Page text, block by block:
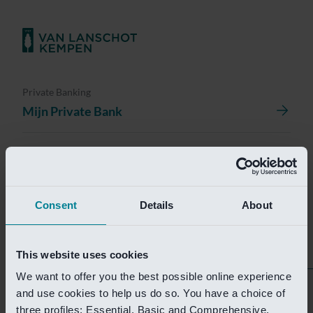
Consent Details About
This website uses cookies
We want to offer you the best possible online experience
and use cookies to help us do so. You have a choice of
three profiles: Essential, Basic and Comprehensive.
Private Banking
Mijn Private Bank
Investment Banking
Van Lanschot Kempen Research
Helaas is deze pagina